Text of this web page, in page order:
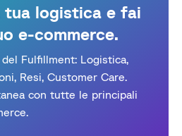
tua logistica e fai
e-commerce.
Fulfillment: Logistica,
Resi, Customer Care.
con tutte le principali